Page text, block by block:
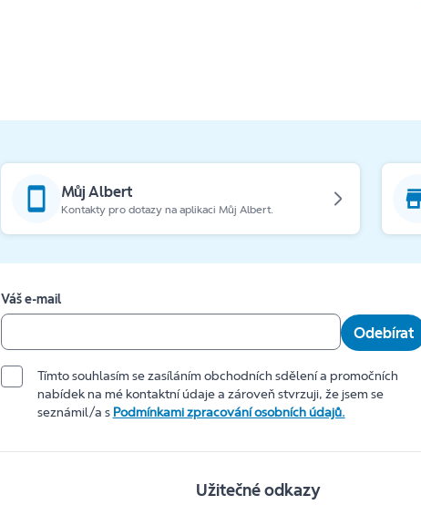
Můj Albert
Kontakty pro dotazy na aplikaci Můj Albert.
Váš e-mail
Odebírat
Tímto souhlasím se zasíláním obchodních sdělení a promočních
nabídek na mé kontaktní údaje a zároveň stvrzuji, že jsem se
seznámil/a s Podmínkami zpracování osobních údajů.
Užitečné odkazy